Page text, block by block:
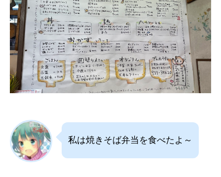
私は焼きそば弁当を食べたよ～